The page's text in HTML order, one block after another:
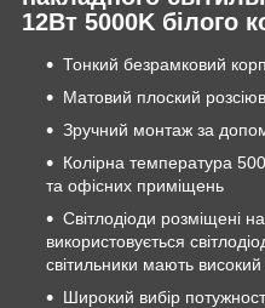
12Вт 5000K білого
Тонкий безрамковий
Матовий плоский
Зручний монтаж за
Колірна температура
та офісних приміщень
Світлодіоди розміщені
використовується
світильники мають високий
Широкий вибір